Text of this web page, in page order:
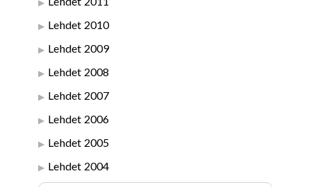
Lehdet 2010
Lehdet 2009
Lehdet 2008
Lehdet 2007
Lehdet 2006
Lehdet 2005
Lehdet 2004